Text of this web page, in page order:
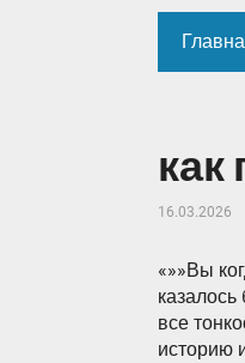
16.03.2026
«»»Вы
все
историю